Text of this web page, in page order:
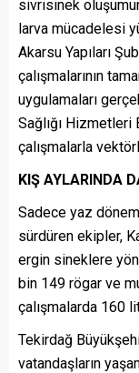
sivrisinek
larva mücadelesi
Akarsu Yapıları
çalışmalarının
uygulamaları
Sağlığı Hizmetleri
çalışmalarla
KIŞ AYLARINDA
Sadece yaz
sürdüren ekipler,
ergin sineklere
bin 149 rögar ve
çalışmalarda 160
Tekirdağ
vatandaşların